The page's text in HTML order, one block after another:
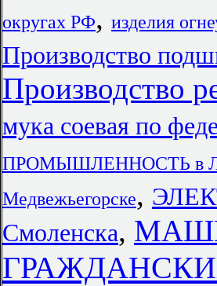
округах РФ, изделия
Производство
Производство
мука соевая по
ПРОМЫШЛЕННОСТЬ в
Медвежьегорске,
Смоленска,